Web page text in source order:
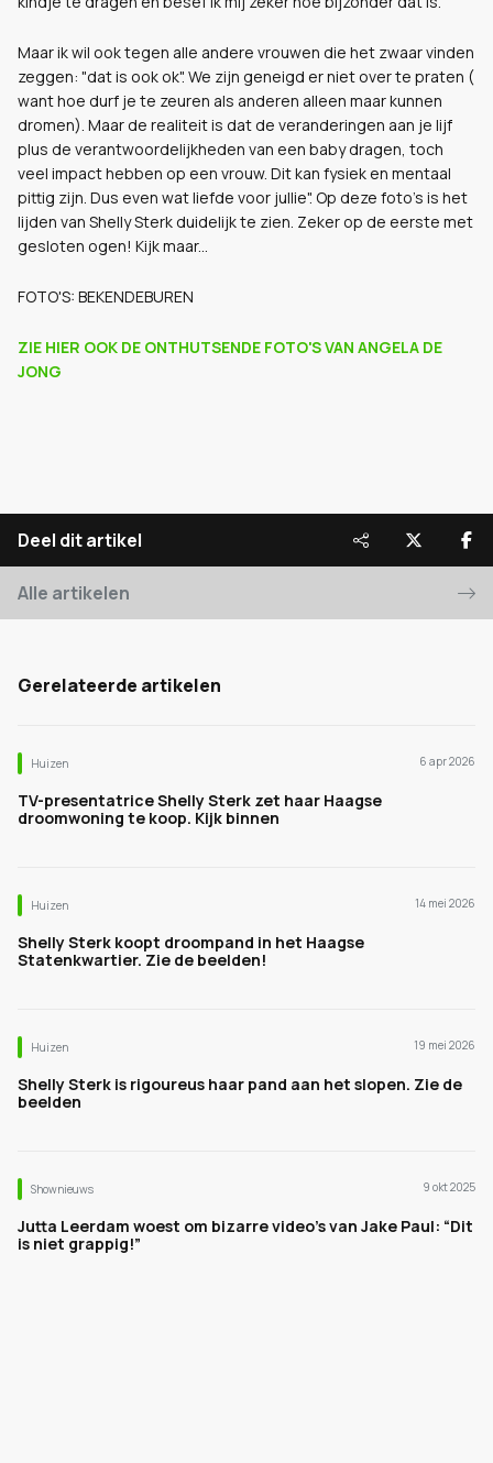
Maar ik wil ook tegen alle andere vrouwen die het zwaar vinden
zeggen: "dat is ook ok". We zijn geneigd er niet over te praten (
want hoe durf je te zeuren als anderen alleen maar kunnen
dromen). Maar de realiteit is dat de veranderingen aan je lijf
plus de verantwoordelijkheden van een baby dragen, toch
veel impact hebben op een vrouw. Dit kan fysiek en mentaal
pittig zijn. Dus even wat liefde voor jullie". Op deze foto's is het
lijden van Shelly Sterk duidelijk te zien. Zeker op de eerste met
gesloten ogen! Kijk maar...
FOTO'S: BEKENDEBUREN
ZIE HIER OOK DE ONTHUTSENDE FOTO'S VAN ANGELA DE
JONG
Deel dit artikel
Alle artikelen
Gerelateerde artikelen
Huizen 6 apr 2026
TV-presentatrice Shelly Sterk zet haar Haagse
droomwoning te koop. Kijk binnen
Huizen 14 mei 2026
Shelly Sterk koopt droompand in het Haagse
Statenkwartier. Zie de beelden!
Huizen 19 mei 2026
Shelly Sterk is rigoureus haar pand aan het slopen. Zie de
beelden
Shownieuws 9 okt 2025
Jutta Leerdam woest om bizarre video’s van Jake Paul: “Dit
is niet grappig!”